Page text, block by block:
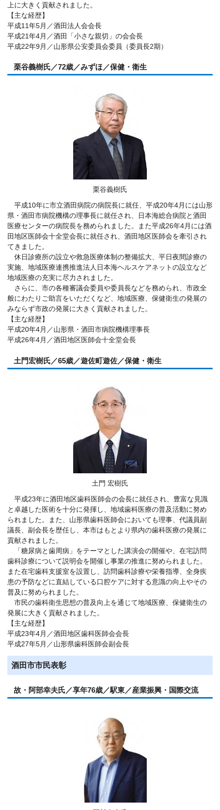
上に大きく貢献されました。
【主な経歴】
平成11年5月／酒田法人会会長
平成21年4月／酒田「小さな親切」の会会長
平成22年9月／山形県公安委員会委員（委員長2期）
栗谷義樹氏／72歳／みずほ／保健・衛生
栗谷義樹氏
平成10年に市立酒田病院の病院長に就任、平成20年4月には山形
県・酒田市病院機構の理事長に就任され、日本海総合病院と酒田
医療センターの病院長を務められました。また平成26年4月には酒
田地区医師会十全堂会長に就任され、酒田地区医師会を牽引され
てきました。
休日診療所の設立や救急医療体制の整備拡大、平日夜間診療の
実施、地域医療連携推進法人日本海ヘルスケアネットの設立など
地域医療の充実に尽力されました。
さらに、市の各種審議会委員や委員長などを務められ、市政全
般にわたりご助言をいただくなど、地域医療、保健衛生の発展の
みならず市政の発展に大きく貢献されました。
【主な経歴】
平成20年4月／山形県・酒田市病院機構理事長
平成26年4月／酒田地区医師会十全堂会長
土門宏樹氏／65歳／遊佐町遊佐／保健・衛生
土門 宏樹氏
平成23年に酒田地区歯科医師会の会長に就任され、豊富な見識
と卓越した医術を十分に発揮し、地域歯科医療の普及活動に努め
られました。また、山形県歯科医師会においても理事、代議員副
議長、副会長を歴任し、本市はもとより県内の歯科医療の発展に
貢献されました。
「糖尿病と歯周病」をテーマとした講演会の開催や、在宅訪問
歯科診療について説明会を開催し事業の推進に努められました。
また在宅歯科支援室を設置し、訪問歯科診療や栄養指導、全身疾
患の予防などに直結している口腔ケアに対する意識の向上やその
普及に努められました。
市民の歯科衛生思想の普及向上を通じて地域医療、保健衛生の
発展に大きく貢献されました。
【主な経歴】
平成23年4月／酒田地区歯科医師会会長
平成27年5月／山形県歯科医師会副会長
酒田市市民表彰
故・阿部幸夫氏／享年76歳／駅東／産業振興・国際交流